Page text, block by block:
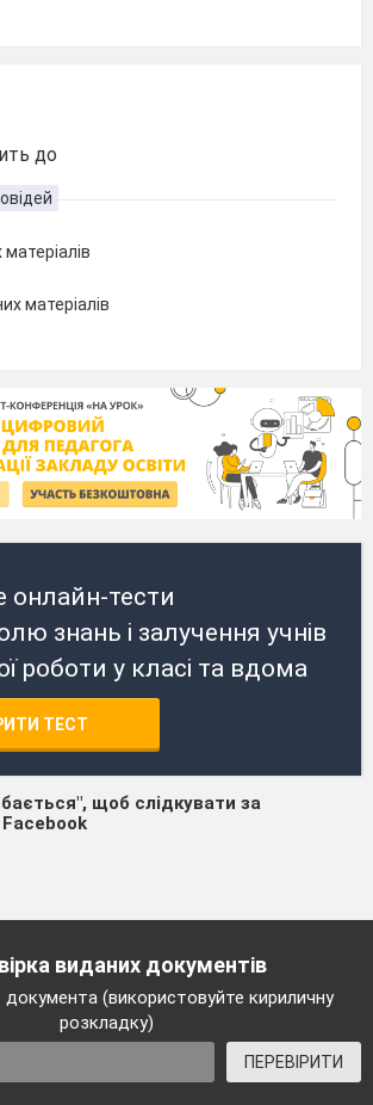
до
матеріалів
онлайн-тести
знань і залучення учнів
роботи у класі та вдома
ТЕСТ
щоб слідкувати за
виданих документів
(використовуйте кириличну
розкладку)
ПЕРЕВІРИТИ